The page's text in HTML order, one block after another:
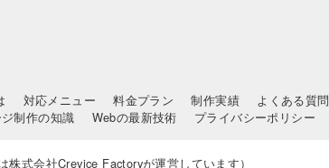
対応メニュー 料金プラン 制作実績 よくある質問
制作の知識 Webの最新技術 プライバシーポリシー
式会社Crevice Factoryが運営しています）